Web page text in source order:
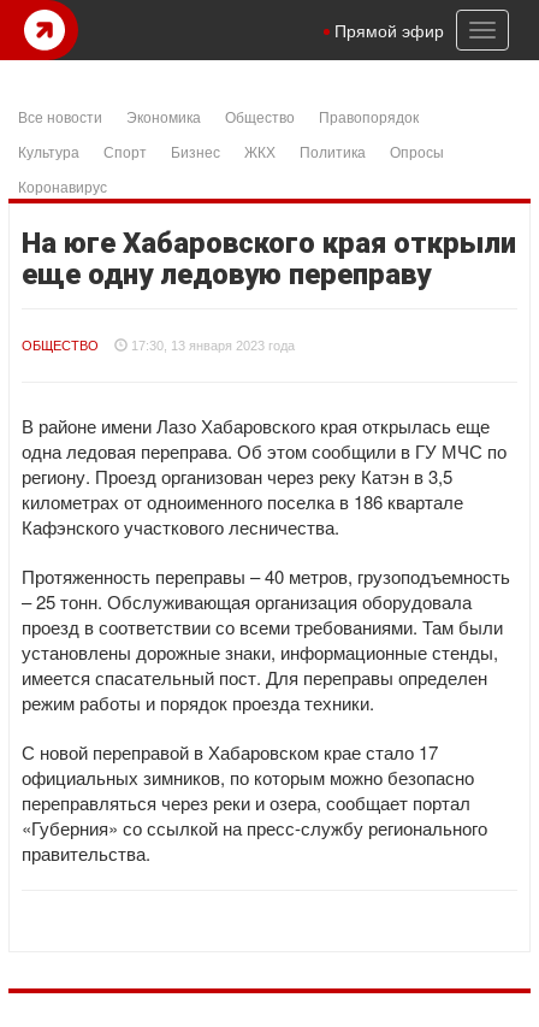
Toggle
Прямой эфир
Все новости Экономика Общество
Правопорядок
Культура
Спорт Бизнес ЖКХ Политика
Опросы
Коронавирус
На юге Хабаровского края открыли
еще одну ледовую переправу
ОБЩЕСТВО 17:30, 13 января 2023 года
В районе имени Лазо Хабаровского края открылась еще
одна ледовая переправа. Об этом сообщили в ГУ МЧС по
региону. Проезд организован через реку Катэн в 3,5
километрах от одноименного поселка в 186 квартале
Кафэнского участкового лесничества.
Протяженность переправы – 40 метров, грузоподъемность
– 25 тонн. Обслуживающая организация оборудовала
проезд в соответствии со всеми требованиями. Там были
установлены дорожные знаки, информационные стенды,
имеется спасательный пост. Для переправы определен
режим работы и порядок проезда техники.
С новой переправой в Хабаровском крае стало 17
официальных зимников, по которым можно безопасно
переправляться через реки и озера, сообщает портал
«Губерния» со ссылкой на пресс-службу регионального
правительства.